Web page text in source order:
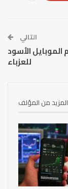
التالي
الأسود
للعزباء
المزيد من المؤلف